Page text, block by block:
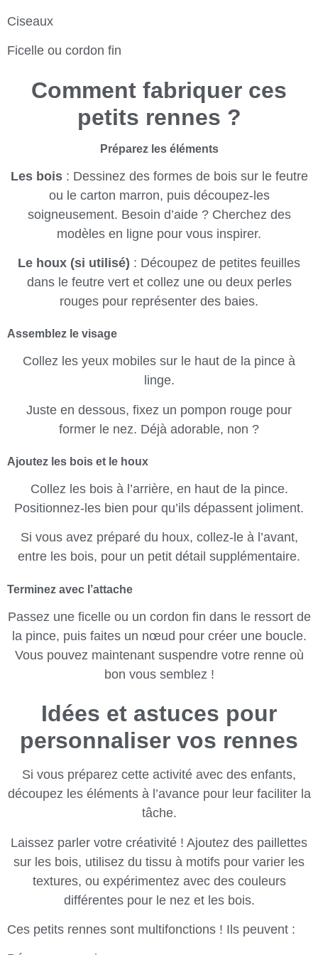
Ciseaux
Ficelle ou cordon fin
Comment fabriquer ces
petits rennes ?
Préparez les éléments
Les bois: Dessinez des formes de bois sur le feutre
ou le carton marron, puis découpez-les
soigneusement. Besoin d’aide ? Cherchez des
modèles en ligne pour vous inspirer.
Le houx (si utilisé) : Découpez de petites feuilles
dans le feutre vert et collez une ou deux perles
rouges pour représenter des baies.
Assemblez le visage
Collez les yeux mobiles sur le haut de la pince à
linge.
Juste en dessous, fixez un pompon rouge pour
former le nez. Déjà adorable, non ?
Ajoutez les bois et le houx
Collez les bois à l’arrière, en haut de la pince.
Positionnez-les bien pour qu’ils dépassent joliment.
Si vous avez préparé du houx, collez-le à l’avant,
entre les bois, pour un petit détail supplémentaire.
Terminez avec l’attache
Passez une ficelle ou un cordon fin dans le ressort de
la pince, puis faites un nœud pour créer une boucle.
Vous pouvez maintenant suspendre votre renne où
bon vous semblez !
Idées et astuces pour
personnaliser vos rennes
Si vous préparez cette activité avec des enfants,
découpez les éléments à l’avance pour leur faciliter la
tâche.
Laissez parler votre créativité ! Ajoutez des paillettes
sur les bois, utilisez du tissu à motifs pour varier les
textures, ou expérimentez avec des couleurs
différentes pour le nez et les bois.
Ces petits rennes sont multifonctions ! Ils peuvent :